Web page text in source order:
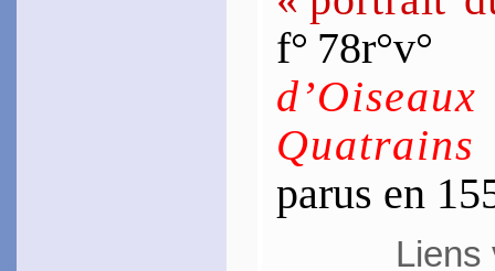
f°
Qua­trains
parus en
Liens